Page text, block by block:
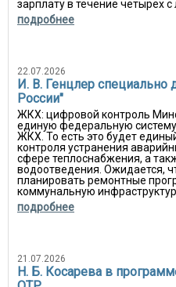
зарплату в течение четырех с
подробнее
22.07.2026
И. В. Генцлер специально
России"
ЖКХ: цифровой контроль
единую федеральную
ЖКХ. То есть это будет
контроля устранения
сфере теплоснабжения, а
водоотведения. Ожидается,
планировать ремонтные
коммунальную
подробнее
21.07.2026
Н. Б. Косарева в